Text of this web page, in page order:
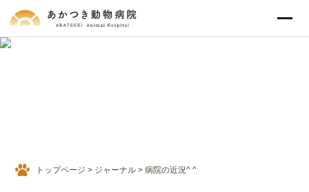
トップページ > ジャーナル >病院の近況^ ^